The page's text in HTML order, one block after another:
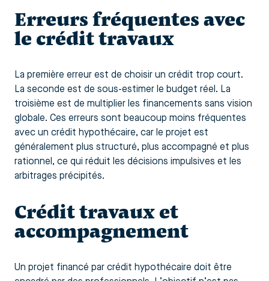
Erreurs fréquentes avec
le crédit travaux
La première erreur est de choisir un crédit trop court.
La seconde est de sous-estimer le budget réel. La
troisième est de multiplier les financements sans vision
globale. Ces erreurs sont beaucoup moins fréquentes
avec un crédit hypothécaire, car le projet est
généralement plus structuré, plus accompagné et plus
rationnel, ce qui réduit les décisions impulsives et les
arbitrages précipités.
Crédit travaux et
accompagnement
Un projet financé par crédit hypothécaire doit être